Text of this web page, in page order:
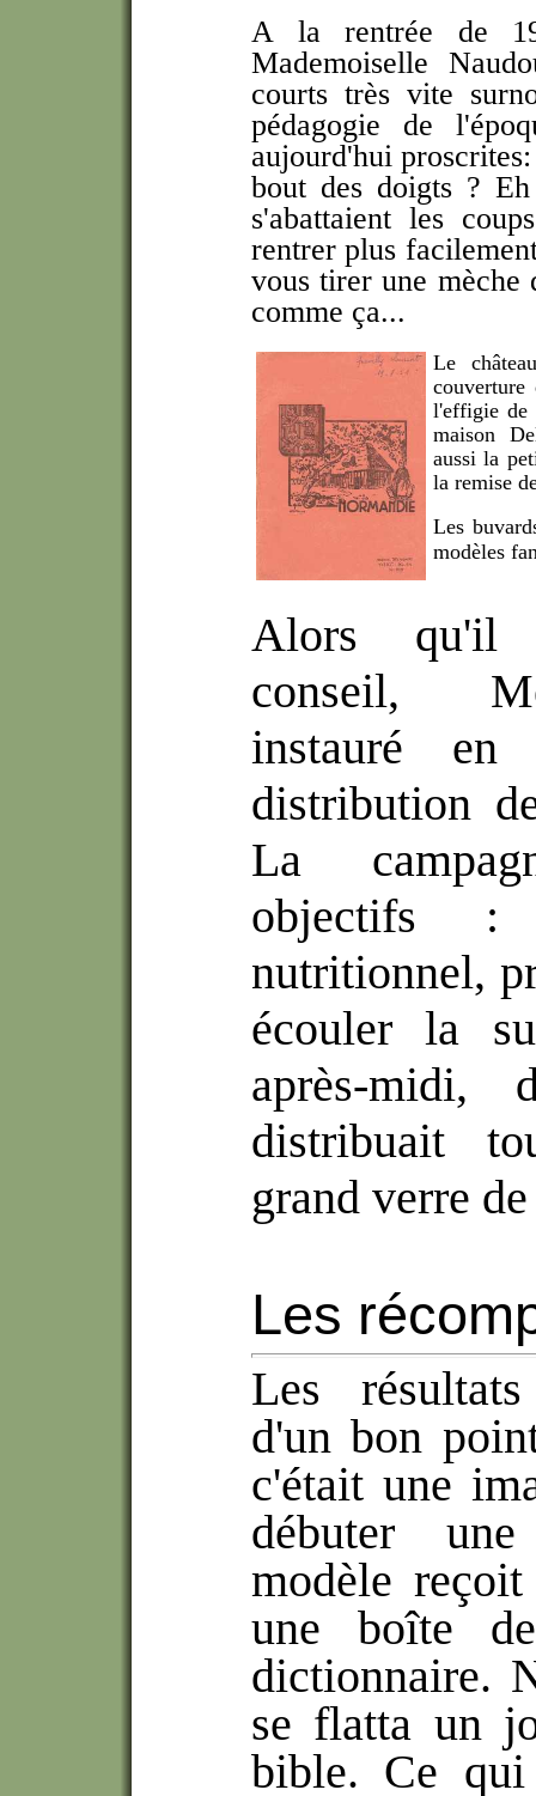
A la rentrée de
Mademoiselle
courts très vite
pédagogie de
aujourd'hui
bout des doigts ?
s'abattaient les
rentrer plus
vous tirer une mèche
comme ça...
Le
couverture
l'effigie de
maison
aussi la
la remise
Les
modèles
Alors qu'il
conseil,
instauré en
distribution
La
objectifs
nutritionnel,
écouler la
après-
distribuait
grand verre
Les
Les
d'un bon
c'était une
débuter
modèle
une boîte
dictionnaire.
se flatta un
bible. Ce qui